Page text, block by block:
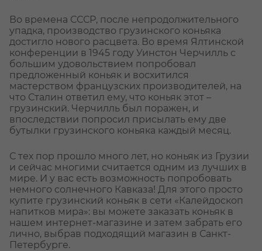
Во времена СССР, после непродолжительного
упадка, производство грузинского коньяка
достигло нового расцвета. Во время Ялтинской
конференции в 1945 году Уинстон Черчилль с
большим удовольствием попробовал
предложенный коньяк и восхитился
мастерством французских производителей, на
что Сталин ответил ему, что коньяк этот –
грузинский. Черчилль был поражен, и
впоследствии попросил присылать ему две
бутылки грузинского коньяка каждый месяц.
С тех пор прошло много лет, но коньяк из Грузии
и сейчас многими считается одним из лучших в
мире. И у вас есть возможность попробовать
немного солнечного Кавказа! Для этого просто
купите грузинский коньяк в сети «Калейдоскоп
напитков мира»: вы можете заказать коньяк в
нашем интернет-магазине и затем забрать его
лично, выбрав подходящий магазин в Санкт-
Петербурге.